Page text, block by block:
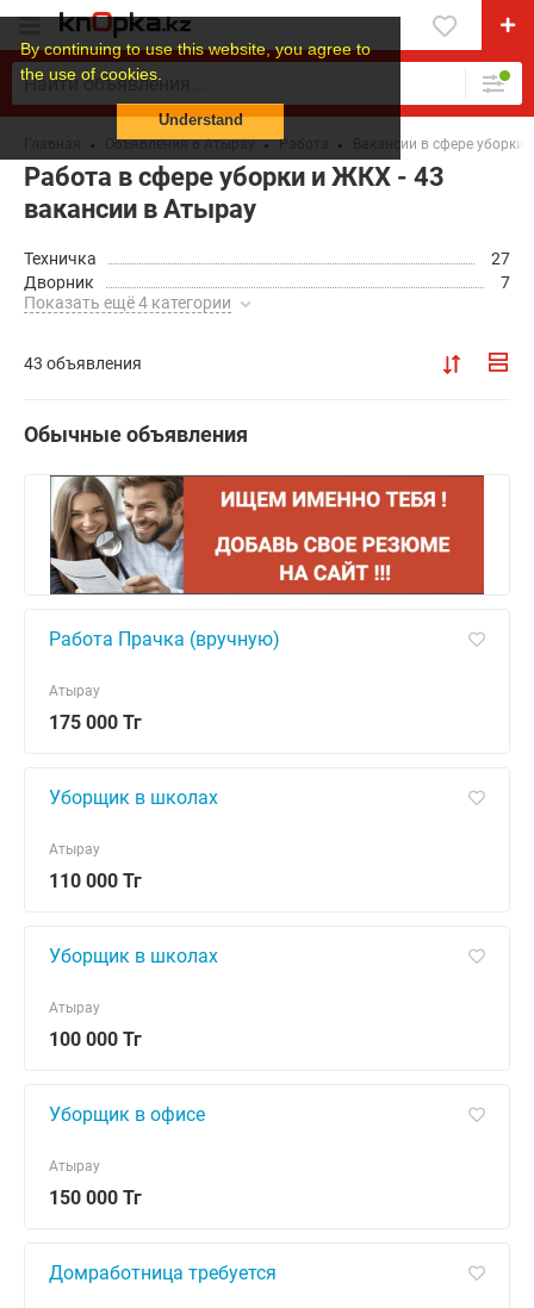
By continuing to use this website, you agree to
the use of cookies.
Understand
Объявления в Атырау Работа Вакансии в сфере
Работа в сфере уборки и ЖКХ - 43
вакансии в Атырау
Техничка
27
Дворник
7
Показать ещё 4 категории
43 объявления
Обычные объявления
Работа Прачка (вручную)
175 000 Тг
Атырау
Уборщик в школах
110 000 Тг
Атырау
Уборщик в школах
100 000 Тг
Атырау
Уборщик в офисе
150 000 Тг
Атырау
Домработница требуется